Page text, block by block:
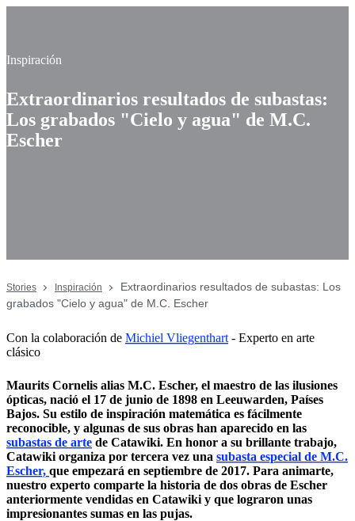
Inspiración
Extraordinarios resultados de subastas:
Los grabados "Cielo y agua" de M.C.
Escher
Stories Inspiración
Extraordinarios resultados de subastas: Los
grabados "Cielo y agua" de M.C. Escher
Con la colaboración de Michiel Vliegenthart - Experto en arte
clásico
Maurits Cornelis alias M.C. Escher, el maestro de las ilusiones
ópticas, nació el 17 de junio de 1898 en Leeuwarden, Países
Bajos. Su estilo de inspiración matemática es fácilmente
reconocible, y algunas de sus obras han aparecido en las
subastas de arte de Catawiki. En honor a su brillante trabajo,
Catawiki organiza por tercera vez una subasta especial de M.C.
Escher, que empezará en septiembre de 2017. Para animarte,
nuestro experto comparte la historia de dos obras de Escher
anteriormente vendidas en Catawiki y que lograron unas
impresionantes sumas en las pujas.